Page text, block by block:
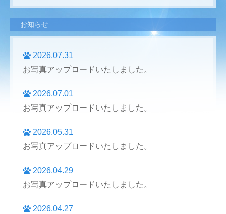
お知らせ
2026.07.31
お写真アップロードいたしました。
2026.07.01
お写真アップロードいたしました。
2026.05.31
お写真アップロードいたしました。
2026.04.29
お写真アップロードいたしました。
2026.04.27